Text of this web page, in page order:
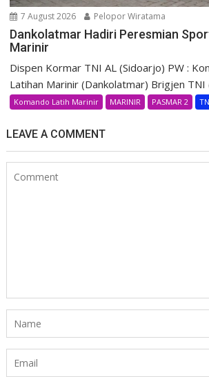
7 August 2026 Pelopor Wiratama
Dankolatmar Hadiri Peresmian
Marinir
Dispen Kormar TNI AL (Sidoarjo) PW :
Latihan Marinir (Dankolatmar) Brigjen TNI
Komando Latih Marinir MARINIR PASMAR 2
LEAVE A COMMENT